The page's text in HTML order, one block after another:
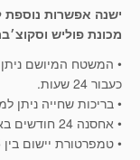
ישנה אפשרות נוספת
מכונת פוליש
כעבור 24 שעות.
• בריכות שחייה ניתן למלא
• אחסנה 24 חודשים באריזה מקורית סגורה, במקום מוצל ויבש.
• טמפרטורת יישום בין 5 ל 35- מעלות צלזיוס.